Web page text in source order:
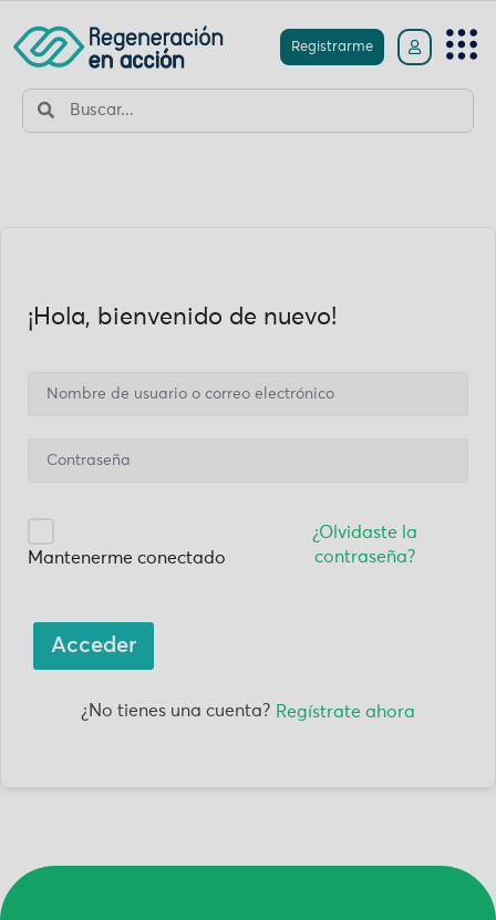
Registrarme
¡Hola, bienvenido de nuevo!
Mantenerme conectado
¿Olvidaste la
contraseña?
Acceder
¿No tienes una cuenta? Regístrate ahora